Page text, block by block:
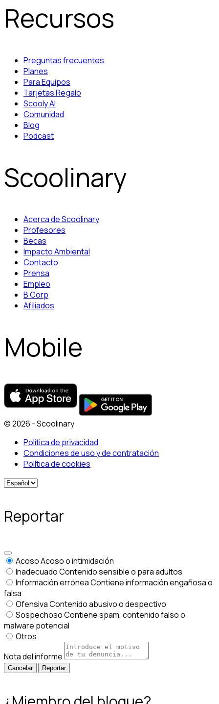
Recursos
Preguntas frecuentes
Planes
Para Equipos
Tarjetas Regalo
Scooly AI
Comunidad
Blog
Podcast
Scoolinary
Acerca de Scoolinary
Profesores
Becas
Impacto Ambiental
Contacto
Prensa
Empleo
B Corp
Afiliados
Mobile
© 2026 - Scoolinary
Política de privacidad
Condiciones de uso y de contratación
Política de cookies
Reportar
AcosoAcoso o intimidación
InadecuadoContenido sensible o para adultos
Información erróneaContiene información engañosa o
falsa
OfensivaContenido abusivo o despectivo
SospechosoContiene spam, contenido falso o
malware potencial
Otros
Nota del informe
Reportar